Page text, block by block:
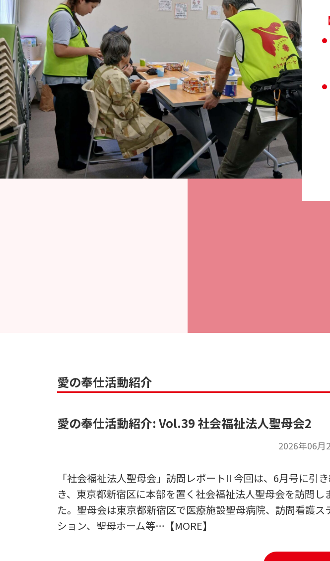
愛の奉仕活動紹介
愛の奉仕活動紹介: Vol.39 社会福祉法人聖母会2
2026年06月
「社会福祉法人聖母会」訪問レポートII 今回は、6月号に引
き、東京都新宿区に本部を置く社会福祉法人聖母会を訪問し
た。聖母会は東京都新宿区で医療施設聖母病院、訪問看護ス
ション、聖母ホーム等…【MORE】